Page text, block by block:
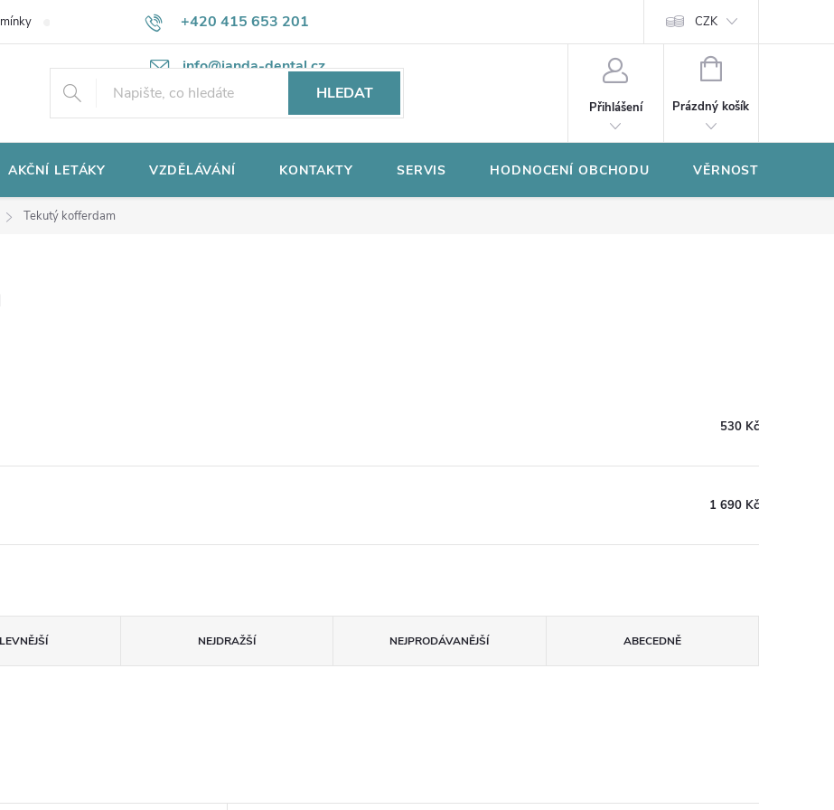
+420 415 653 201
info@janda-dental.cz
Potřebujete poradit? Ochrana osobních údajů CZK
HLEDAT
Přihlášení
NÁKUPNÍ
Prázdný košík
AKČNÍ LETÁKY VZDĚLÁVÁNÍ KONTAKTY SERVIS HODNOCENÍ OBCHODU VĚRNOSTNÍ
Tekutý kofferdam
530 Kč
1 690 Kč
NEJDRAŽŠÍ NEJPRODÁVANĚJŠÍ ABECEDNĚ